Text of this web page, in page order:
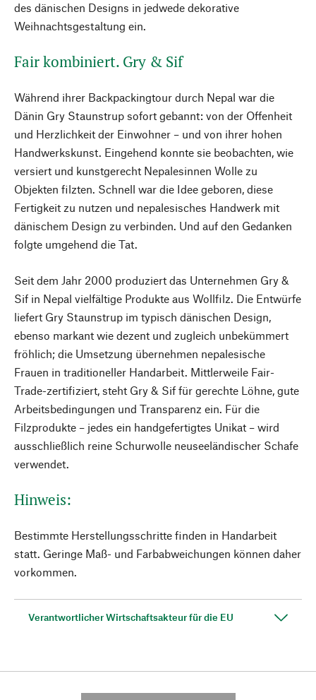
des dänischen Designs in jedwede dekorative
Weihnachtsgestaltung ein.
Fair kombiniert. Gry & Sif
Während ihrer Backpackingtour durch Nepal war die
Dänin Gry Staunstrup sofort gebannt: von der Offenheit
und Herzlichkeit der Einwohner – und von ihrer hohen
Handwerkskunst. Eingehend konnte sie beobachten, wie
versiert und kunstgerecht Nepalesinnen Wolle zu
Objekten filzten. Schnell war die Idee geboren, diese
Fertigkeit zu nutzen und nepalesisches Handwerk mit
dänischem Design zu verbinden. Und auf den Gedanken
folgte umgehend die Tat.
Seit dem Jahr 2000 produziert das Unternehmen Gry &
Sif in Nepal vielfältige Produkte aus Wollfilz. Die Entwürfe
liefert Gry Staunstrup im typisch dänischen Design,
ebenso markant wie dezent und zugleich unbekümmert
fröhlich; die Umsetzung übernehmen nepalesische
Frauen in traditioneller Handarbeit. Mittlerweile Fair-
Trade-zertifiziert, steht Gry & Sif für gerechte Löhne, gute
Arbeitsbedingungen und Transparenz ein. Für die
Filzprodukte – jedes ein handgefertigtes Unikat – wird
ausschließlich reine Schurwolle neuseeländischer Schafe
verwendet.
Hinweis:
Bestimmte Herstellungsschritte finden in Handarbeit
statt. Geringe Maß- und Farbabweichungen können daher
vorkommen.
Verantwortlicher Wirtschaftsakteur für die EU